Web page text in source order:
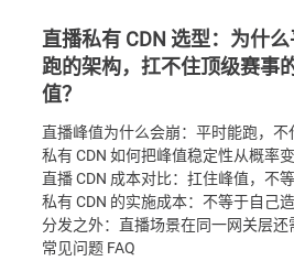
直播私有 CDN 选型：为什
跑的架构，扛不住顶级赛事
值？
直播峰值为什么会崩：平时能跑，不
私有 CDN 如何把峰值稳定性从概率
直播 CDN 成本对比：扛住峰值，不
私有 CDN 的实施成本：不等于自己
分发之外：直播场景在同一网关层还
常见问题 FAQ